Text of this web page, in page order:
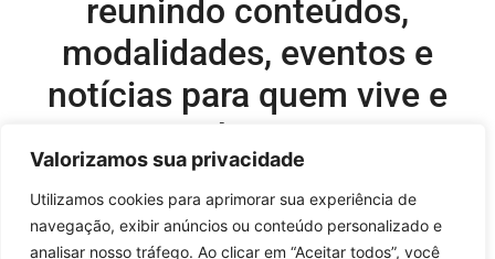
Valorizamos sua privacidade
Utilizamos cookies para aprimorar sua experiência de
navegação, exibir anúncios ou conteúdo personalizado e
analisar nosso tráfego. Ao clicar em “Aceitar todos”, você
reunindo conteúdos,
modalidades, eventos e
notícias para quem vive e
acompanha o esporte.
Flavio Perez –flavio@onboardsports.net